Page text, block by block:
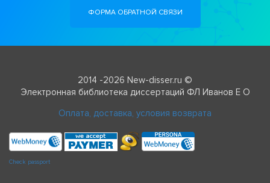
ФОРМА ОБРАТНОЙ СВЯЗИ
2014 -2026 New-disser.ru ©
Электронная библиотека диссертаций ФЛ Иванов Е О
Оплата, доставка, условия возврата
Check passport